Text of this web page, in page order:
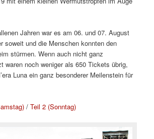
Jahren war es am 06. und 07. August
soweit und die Menschen konnten den
stürmen. Wenn auch nicht ganz
waren noch weniger als 650 Tickets übrig,
Luna ein ganz besonderer Meilenstein für
/Teil 2 (Sonntag)